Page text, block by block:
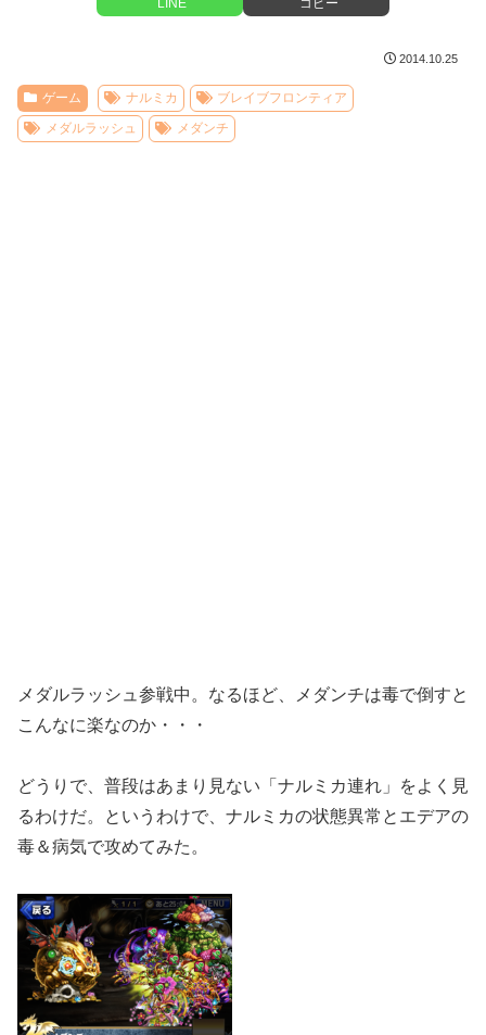
LINE コピー
2014.10.25
ゲーム ナルミカ
ブレイブフロンティア
メダルラッシュ
メダンチ
メダルラッシュ参戦中。なるほど、メダンチは毒で倒すと
こんなに楽なのか・・・
どうりで、普段はあまり見ない「ナルミカ連れ」をよく見
るわけだ。というわけで、ナルミカの状態異常とエデアの
毒＆病気で攻めてみた。